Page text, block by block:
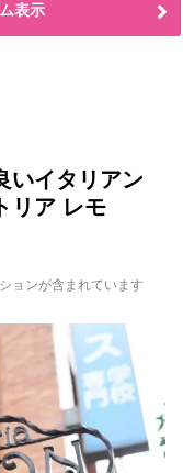
表示
いイタリアン
リア レモ
ョンが含まれています